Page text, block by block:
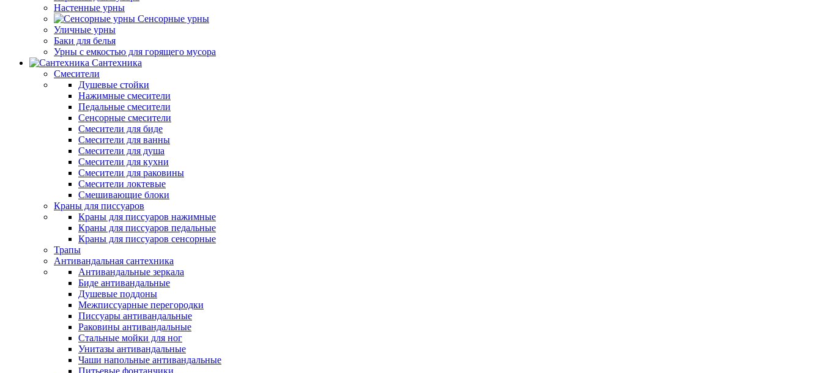
Настенные урны
Сенсорные урны
Уличные урны
Баки для белья
Урны с емкостью для горящего мусора
Сантехника
Смесители
Душевые стойки
Нажимные смесители
Педальные смесители
Сенсорные смесители
Смесители для биде
Смесители для ванны
Смесители для душа
Смесители для кухни
Смесители для раковины
Смесители локтевые
Смешивающие блоки
Краны для писсуаров
Краны для писсуаров нажимные
Краны для писсуаров педальные
Краны для писсуаров сенсорные
Трапы
Антивандальная сантехника
Антивандальные зеркала
Биде антивандальные
Душевые поддоны
Межписсуарные перегородки
Писсуары антивандальные
Раковины антивандальные
Стальные мойки для ног
Унитазы антивандальные
Чаши напольные антивандальные
Питьевые фонтанчики